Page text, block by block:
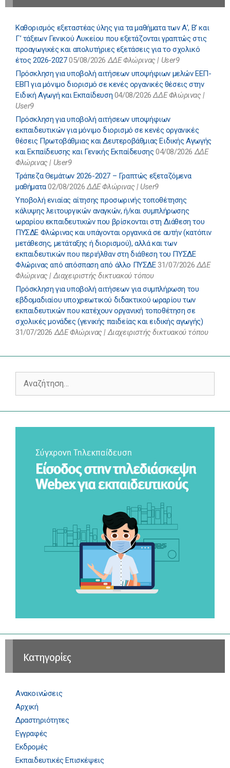
Καθορισμός εξεταστέας ύλης για τα μαθήματα των Α’, Β’ και
Γ’ τάξεων Γενικού Λυκείου που εξετάζονται γραπτώς στις
προαγωγικές και απολυτήριες εξετάσεις για το σχολικό
έτος 2026-2027 05/08/2026 ΔΔΕ Φλώρινας | User9
Πρόσκληση για υποβολή αιτήσεων υποψήφιων μελών ΕΕΠ-
ΕΒΠ για μόνιμο διορισμό σε κενές οργανικές θέσεις στην
Ειδική Αγωγή και Εκπαίδευση 04/08/2026 ΔΔΕ Φλώρινας |
User9
Πρόσκληση για υποβολή αιτήσεων υποψήφιων
εκπαιδευτικών για μόνιμο διορισμό σε κενές οργανικές
θέσεις Πρωτοβάθμιας και Δευτεροβάθμιας Ειδικής Αγωγής
και Εκπαίδευσης και Γενικής Εκπαίδευσης 04/08/2026 ΔΔΕ
Φλώρινας | User9
Τράπεζα Θεμάτων 2026-2027 – Γραπτώς εξεταζόμενα
μαθήματα 02/08/2026 ΔΔΕ Φλώρινας | User9
Υποβολή ενιαίας αίτησης προσωρινής τοποθέτησης
κάλυψης λειτουργικών αναγκών, ή/και συμπλήρωσης
ωραρίου εκπαιδευτικών που βρίσκονται στη Διάθεση του
ΠΥΣΔΕ Φλώρινας και υπάγονται οργανικά σε αυτήν (κατόπιν
μετάθεσης, μετάταξης ή διορισμού), αλλά και των
εκπαιδευτικών που περιήλθαν στη διάθεση του ΠΥΣΔΕ
Φλώρινας από απόσπαση από άλλο ΠΥΣΔΕ 31/07/2026 ΔΔΕ
Φλώρινας | Διαχειριστής δικτυακού τόπου
Πρόσκληση για υποβολή αιτήσεων για συμπλήρωση του
εβδομαδιαίου υποχρεωτικού διδακτικού ωραρίου των
εκπαιδευτικών που κατέχουν οργανική τοποθέτηση σε
σχολικές μονάδες (γενικής παιδείας και ειδικής αγωγής)
31/07/2026 ΔΔΕ Φλώρινας | Διαχειριστής δικτυακού τόπου
για:
Kατηγορίες
Ανακοινώσεις
Αρχική
Δραστηριότητες
Εγγραφές
Εκδρομές
Εκπαιδευτικές Επισκέψεις